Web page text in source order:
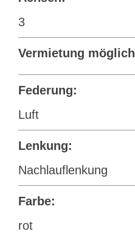
3
Vermietung möglich
Federung:
Luft
Lenkung:
Nachlauflenkung
Farbe:
rot